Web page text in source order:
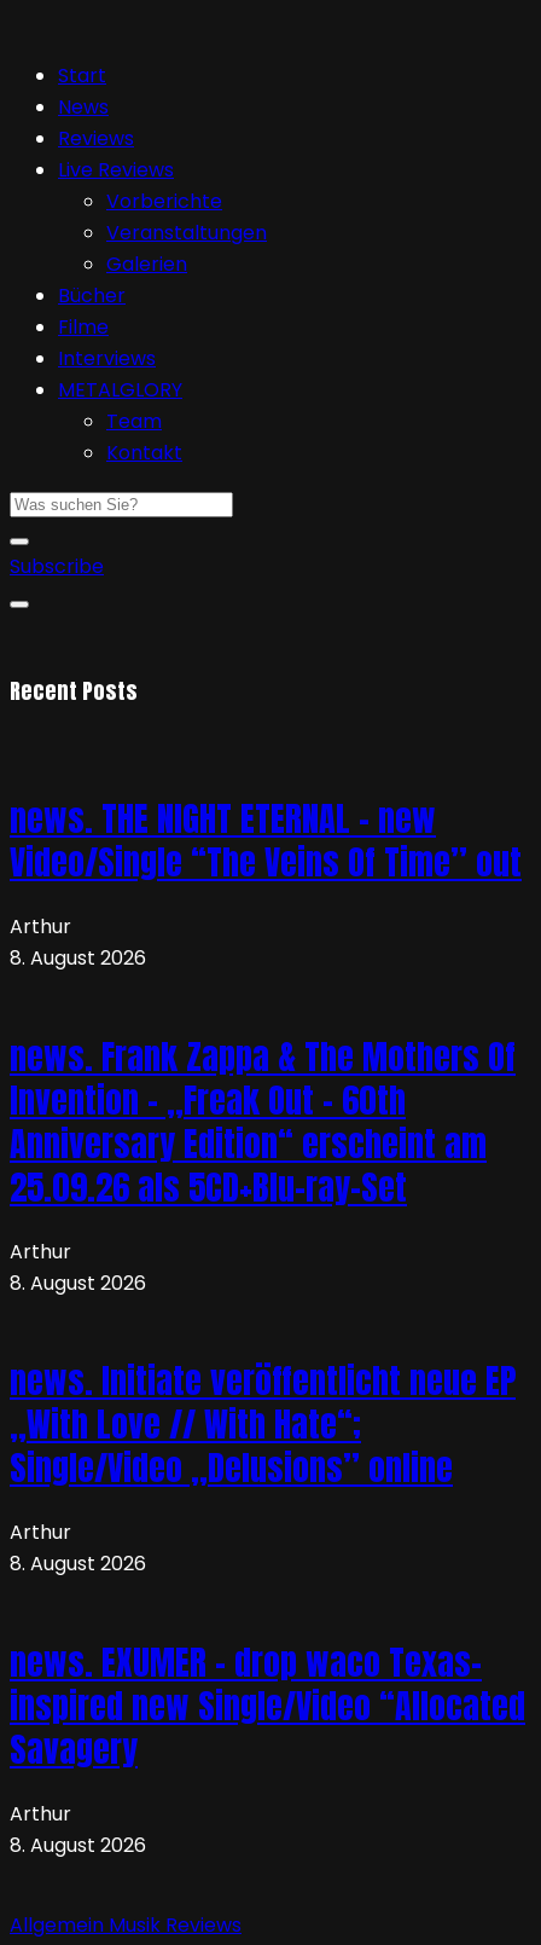
Start
News
Reviews
Live Reviews
Vorberichte
Veranstaltungen
Galerien
Bücher
Filme
Interviews
METALGLORY
Team
Kontakt
Subscribe
Recent Posts
news. THE NIGHT ETERNAL – new
Video/Single “The Veins Of Time” out
Arthur
8. August 2026
news. Frank Zappa & The Mothers Of
Invention – „Freak Out – 60th
Anniversary Edition“ erscheint am
25.09.26 als 5CD+Blu-ray-Set
Arthur
8. August 2026
news. Initiate veröffentlicht neue EP
„With Love // With Hate“;
Single/Video „Delusions” online
Arthur
8. August 2026
news. EXUMER – drop waco Texas-
inspired new Single/Video “Allocated
Savagery
Arthur
8. August 2026
Allgemein Musik Reviews